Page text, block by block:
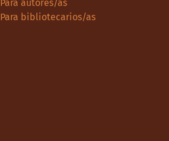
Para autores/as
Para bibliotecarios/as